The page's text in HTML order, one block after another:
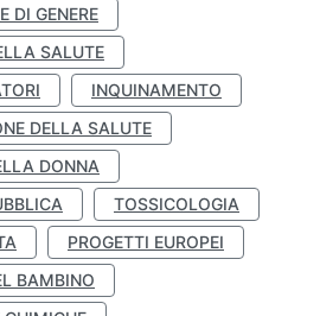
DI GENERE
SALUTE
INQUINAMENTO
DELLA SALUTE
DONNA
TOSSICOLOGIA
PROGETTI EUROPEI
BAMBINO